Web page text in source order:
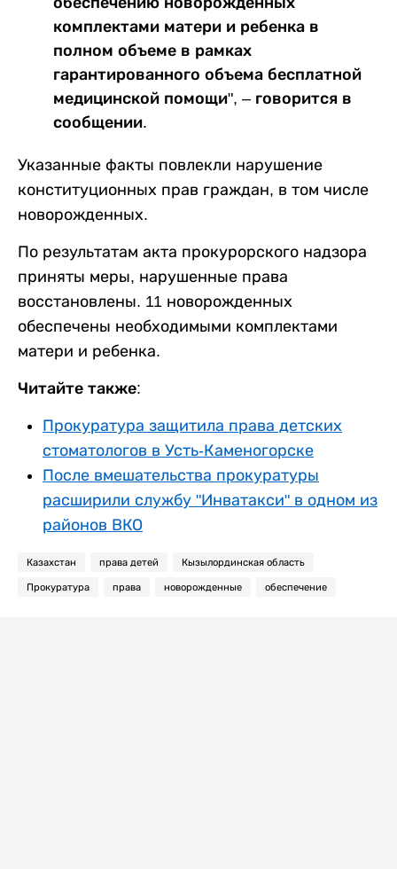
комплектами матери и ребенка в
полном объеме в рамках
гарантированного объема бесплатной
медицинской помощи", – говорится в
сообщении.
Указанные факты повлекли нарушение
конституционных прав граждан, в том числе
новорожденных.
По результатам акта прокурорского надзора
приняты меры, нарушенные права
восстановлены. 11 новорожденных
обеспечены необходимыми комплектами
матери и ребенка.
Читайте также:
Прокуратура защитила права детских
стоматологов в Усть-Каменогорске
После вмешательства прокуратуры
расширили службу "Инватакси" в одном из
районов ВКО
Казахстан права детей Кызылординская область
Прокуратура права новорожденные обеспечение